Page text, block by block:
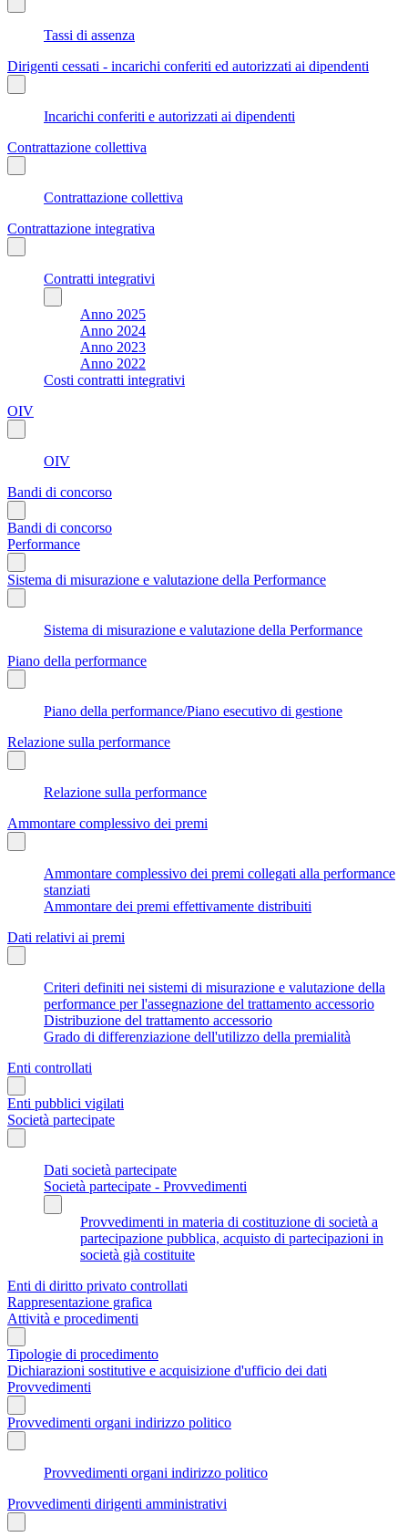
Tassi di assenza
Dirigenti cessati - incarichi conferiti ed autorizzati ai dipendenti
Incarichi conferiti e autorizzati ai dipendenti
Contrattazione collettiva
Contrattazione collettiva
Contrattazione integrativa
Contratti integrativi
Anno 2025
Anno 2024
Anno 2023
Anno 2022
Costi contratti integrativi
OIV
OIV
Bandi di concorso
Bandi di concorso
Performance
Sistema di misurazione e valutazione della Performance
Sistema di misurazione e valutazione della Performance
Piano della performance
Piano della performance/Piano esecutivo di gestione
Relazione sulla performance
Relazione sulla performance
Ammontare complessivo dei premi
Ammontare complessivo dei premi collegati alla performance
stanziati
Ammontare dei premi effettivamente distribuiti
Dati relativi ai premi
Criteri definiti nei sistemi di misurazione e valutazione della
performance per l'assegnazione del trattamento accessorio
Distribuzione del trattamento accessorio
Grado di differenziazione dell'utilizzo della premialità
Enti controllati
Enti pubblici vigilati
Società partecipate
Dati società partecipate
Società partecipate - Provvedimenti
Provvedimenti in materia di costituzione di società a
partecipazione pubblica, acquisto di partecipazioni in
società già costituite
Enti di diritto privato controllati
Rappresentazione grafica
Attività e procedimenti
Tipologie di procedimento
Dichiarazioni sostitutive e acquisizione d'ufficio dei dati
Provvedimenti
Provvedimenti organi indirizzo politico
Provvedimenti organi indirizzo politico
Provvedimenti dirigenti amministrativi